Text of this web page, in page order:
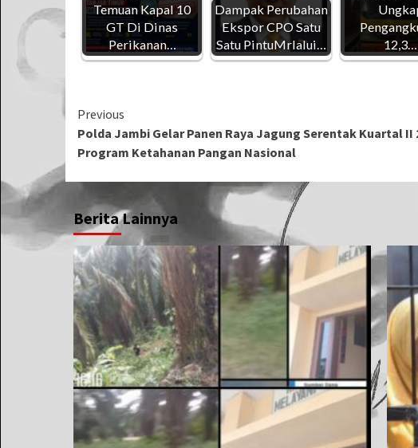
Temuan Kapal 10
GT Di Dinas
Perikanan…
Dampak Perubahan
Ekspor CPO Satu
Satu PintuMrlalui…
12,3…
Continue
Reading
Previous
Polda Jambi Gelar Panen Raya Jagung Serentak Kuartal II
Program Ketahanan Pangan Nasional
Berita Lainnya